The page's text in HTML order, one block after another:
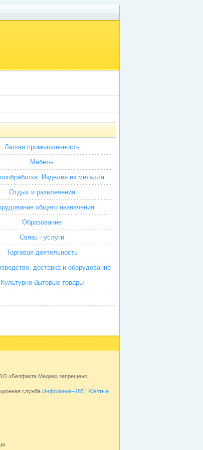
Легкая промышленность
Мебель
Изделия из металла
Отдых и развлечения
общего назначения
Образование
Связь - услуги
Торговая деятельность
доставка и оборудование
Культурно-бытовые товары
«Белфакта Медиа» запрещено.
служба Инфолиния–185| Желтые